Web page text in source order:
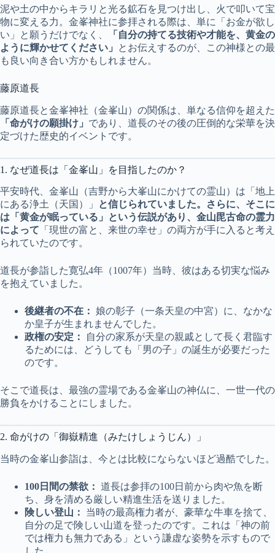
泥や土の中からキラリと光る鉱石を見つけ出し、火で叩いて宝
物に変える力。金峯神社に参拝される際は、単に「お金が欲し
い」と願うだけでなく、
「自分の持てる技術や才能を、黄金の
ように輝かせてください」
とお伝えするのが、この神様との最
も良い向き合い方かもしれません。
藤原道長
藤原道長と金峯神社（金峯山）の関係は、単なる信仰を超えた
「命がけの願掛け」 であり、道長のその後の圧倒的な栄華を決
定づけた歴史的イベントです。
1. なぜ道長は「金峯山」を目指したのか？
平安時代、金峯山（吉野から大峯山にかけての霊山）は「地上
にある浄土（天国）」
と信じられていました。さらに、そこに
は「黄金が眠っている」という伝説があり、金山毘古命の霊力
によって 「現世の富と、来世の幸せ」の両方が手に入ると考え
られていたのです。
道長が参詣した寛弘4年（1007年）当時、彼はある切実な悩み
を抱えていました。
後継者の不在： 娘の彰子（一条天皇の中宮）に、なかな
か皇子が生まれませんでした。
政権の安定：
自分の家系が天皇の親戚として長く君臨す
るためには、どうしても「男の子」の誕生が必要だった
のです。
そこで道長は、最強の霊場である金峯山の神仏に、一世一代の
勝負をかけることにしました。
2. 命がけの「御嶽精進（みたけしょうじん）」
当時の金峯山参詣は、今とは比較にならないほど過酷でした。
100日間の禁欲： 道長は参拝の100日前から肉や魚を断
ち、身を清める厳しい精進生活を送りました。
険しい登山：
当時の最高権力者が、豪華な牛車を捨て、
自分の足で険しい山道を登ったのです。これは「神の前
では権力も無力である」という謙虚な姿勢を示すもので